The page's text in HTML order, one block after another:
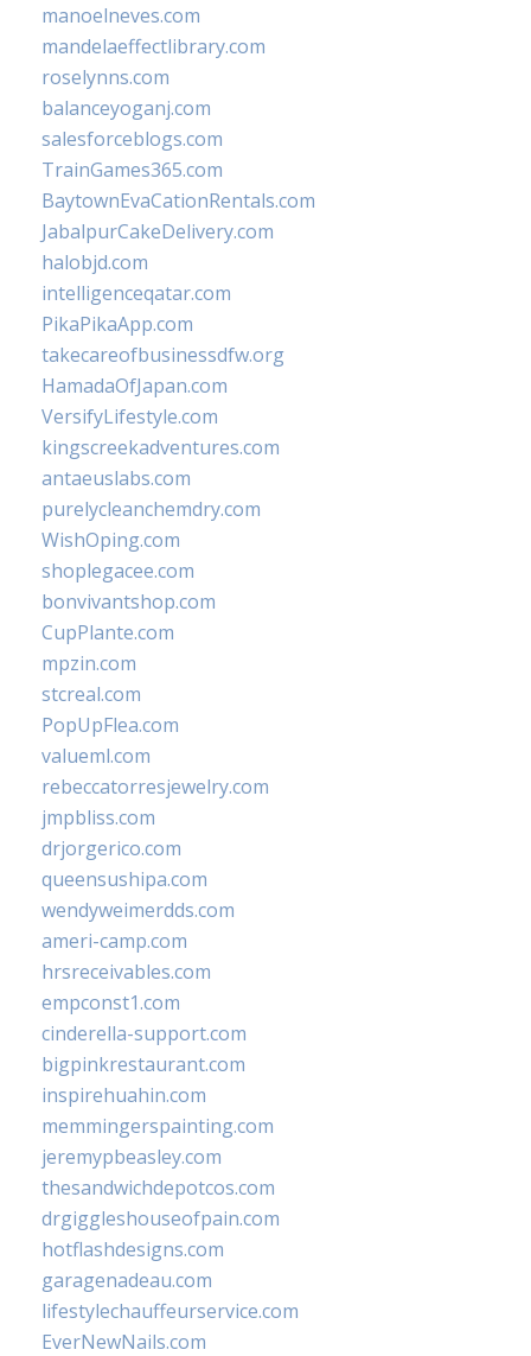
manoelneves.com
mandelaeffectlibrary.com
roselynns.com
balanceyoganj.com
salesforceblogs.com
TrainGames365.com
BaytownEvaCationRentals.com
JabalpurCakeDelivery.com
halobjd.com
intelligenceqatar.com
PikaPikaApp.com
takecareofbusinessdfw.org
HamadaOfJapan.com
VersifyLifestyle.com
kingscreekadventures.com
antaeuslabs.com
purelycleanchemdry.com
WishOping.com
shoplegacee.com
bonvivantshop.com
CupPlante.com
mpzin.com
stcreal.com
PopUpFlea.com
valueml.com
rebeccatorresjewelry.com
jmpbliss.com
drjorgerico.com
queensushipa.com
wendyweimerdds.com
ameri-camp.com
hrsreceivables.com
empconst1.com
cinderella-support.com
bigpinkrestaurant.com
inspirehuahin.com
memmingerspainting.com
jeremypbeasley.com
thesandwichdepotcos.com
drgiggleshouseofpain.com
hotflashdesigns.com
garagenadeau.com
lifestylechauffeurservice.com
EverNewNails.com